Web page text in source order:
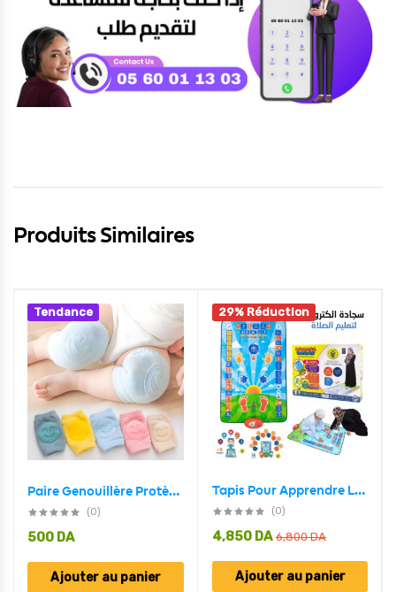
Produits Similaires
Tendance
Paire Genouillère Protège Genoux Bébé Puériculture
(0)
500 DA
Ajouter au panier
29% Réduction
Tapis Pour Apprendre La Prière Aux Enfants سجادة الصلاة التعليمية
(0)
6,800DA
4,850 DA
Ajouter au panier